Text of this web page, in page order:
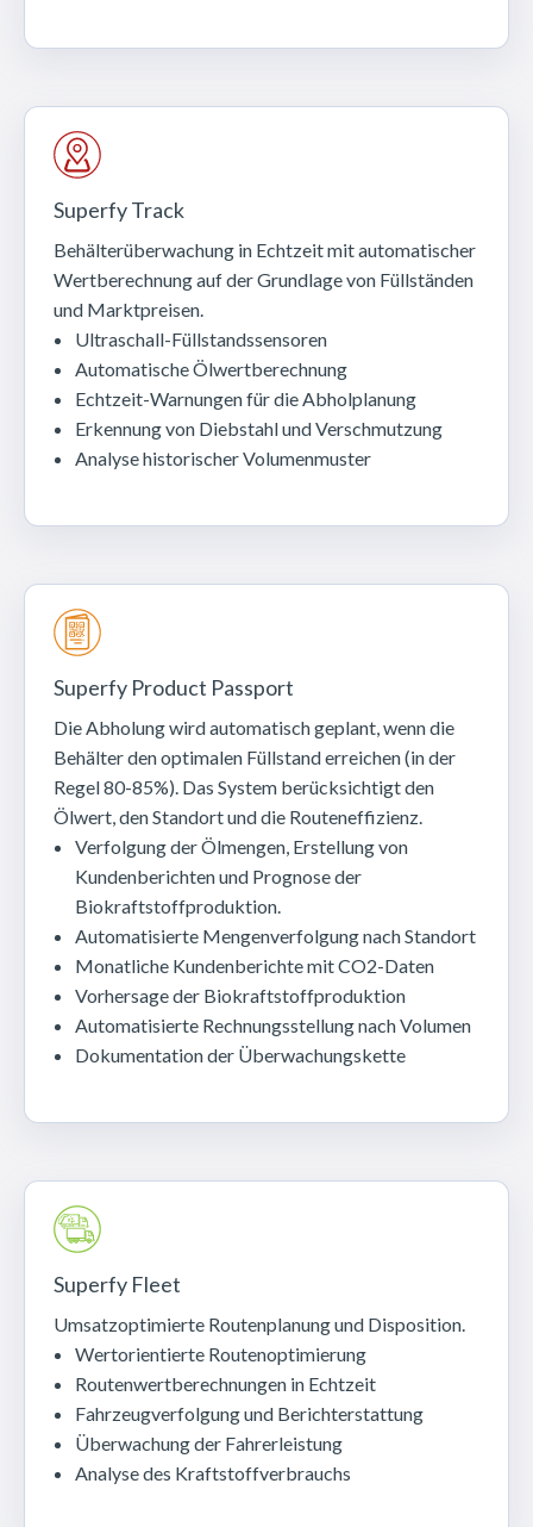
Superfy Track
Behälterüberwachung in Echtzeit mit automatischer
Wertberechnung auf der Grundlage von Füllständen
und Marktpreisen.
Ultraschall-Füllstandssensoren
Automatische Ölwertberechnung
Echtzeit-Warnungen für die Abholplanung
Erkennung von Diebstahl und Verschmutzung
Analyse historischer Volumenmuster
Superfy Product Passport
Die Abholung wird automatisch geplant, wenn die
Behälter den optimalen Füllstand erreichen (in der
Regel 80-85%). Das System berücksichtigt den
Ölwert, den Standort und die Routeneffizienz.
Verfolgung der Ölmengen, Erstellung von
Kundenberichten und Prognose der
Biokraftstoffproduktion.
Automatisierte Mengenverfolgung nach Standort
Monatliche Kundenberichte mit CO2-Daten
Vorhersage der Biokraftstoffproduktion
Automatisierte Rechnungsstellung nach Volumen
Dokumentation der Überwachungskette
Superfy Fleet
Umsatzoptimierte Routenplanung und Disposition.
Wertorientierte Routenoptimierung
Routenwertberechnungen in Echtzeit
Fahrzeugverfolgung und Berichterstattung
Überwachung der Fahrerleistung
Analyse des Kraftstoffverbrauchs